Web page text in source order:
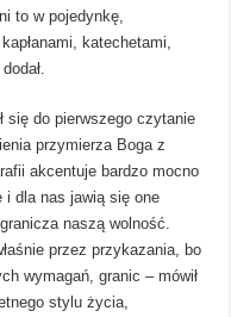
to w pojedynkę,
katechetami,
się do pierwszego czytanie
przymierza Boga z
akcentuje bardzo mocno
dla nas jawią się one
naszą wolność.
przez przykazania, bo
wymagań, granic – mówił
stylu życia,